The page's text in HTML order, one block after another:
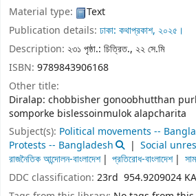
Material type:
Text
Publication details: ঢাকা: কথাপ্রকাশ, ২০২৫।
Description: ২৩১ পৃষ্ঠা.: চিত্রিত., ২২ সে.মি
ISBN: 9789843906168
Other title:
Diralap: chobbisher gonoobhutthan
somporke bislessoinmulok alapcharita
Subject(s): Political movements --
Protests -- Bangladesh
Social
রাজনৈতিক আন্দোলন-বাংলাদেশ
প্রতিরোধ-বাংলাদেশ
DDC classification: 23rd 954.9209024